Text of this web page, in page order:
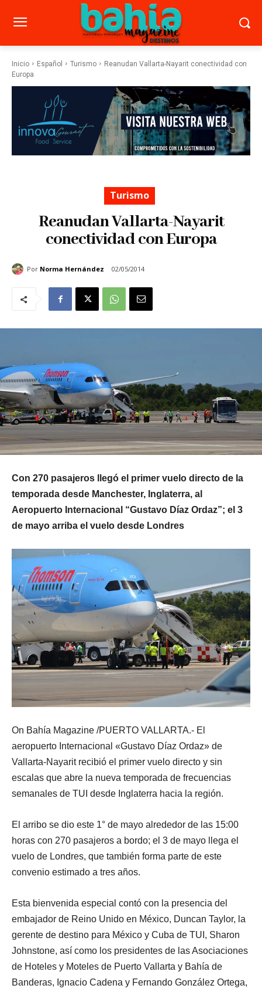
Inicio Español Turismo
Reanudan Vallarta-Nayarit conectividad con
Europa
Turismo
Reanudan Vallarta-Nayarit
conectividad con Europa
Por Norma Hernández 02/05/2014
Con 270 pasajeros llegó el primer vuelo directo de la
temporada desde Manchester, Inglaterra, al
Aeropuerto Internacional “Gustavo Díaz Ordaz”; el 3
de mayo arriba el vuelo desde Londres
On Bahía Magazine /PUERTO VALLARTA.- El
aeropuerto Internacional «Gustavo Díaz Ordaz» de
Vallarta-Nayarit recibió el primer vuelo directo y sin
escalas que abre la nueva temporada de frecuencias
semanales de TUI desde Inglaterra hacia la región.
El arribo se dio este 1° de mayo alrededor de las 15:00
horas con 270 pasajeros a bordo; el 3 de mayo llega el
vuelo de Londres, que también forma parte de este
convenio estimado a tres años.
Esta bienvenida especial contó con la presencia del
embajador de Reino Unido en México, Duncan Taylor, la
gerente de destino para México y Cuba de TUI, Sharon
Johnstone, así como los presidentes de las Asociaciones
de Hoteles y Moteles de Puerto Vallarta y Bahía de
Banderas, Ignacio Cadena y Fernando González Ortega,